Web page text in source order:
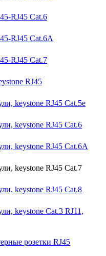
RJ45 Cat.6
RJ45 Cat.6A
RJ45 Cat.7
RJ45
keystone RJ45 Cat.5e
keystone RJ45 Cat.6
keystone RJ45 Cat.6A
keystone RJ45 Cat.7
keystone RJ45 Cat.8
keystone Cat.3 RJ11,
розетки RJ45